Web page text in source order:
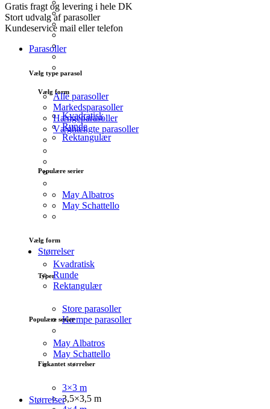
Vælg form
Kvadratisk
Runde
Rektangulær
Populære serier
May Albatros
May Schattello
Størrelser
Typer
Store parasoller
Kæmpe parasoller
Firkantet størrelser
3×3 m
3,5×3,5 m
Gratis fragt og levering i hele DK
Stort udvalg af parasoller
Kundeservice mail eller telefon
Parasoller
Vælg type parasol
Alle parasoller
Markedsparasoller
Hængeparasoller
Væghængte parasoller
Vælg form
Kvadratisk
Runde
Rektangulær
Populære serier
May Albatros
May Schattello
Størrelser